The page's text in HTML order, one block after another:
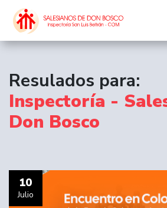
Resulados para:
Inspectoría -
Don Bosco
10
Julio